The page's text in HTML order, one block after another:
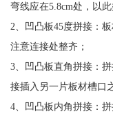
弯线应在5.8cm处，以此
2、凹凸板45度拼接：
注意连接处整齐；
3、凹凸板直角拼接：
接插入另一片板材槽口
4、凹凸板内角拼接：